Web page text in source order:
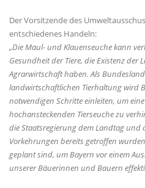
Der Vorsitzende des
entschiedenes Handeln:
Die Maul- und Klauenseuche kann
Gesundheit der Tiere, die Existenz der
Agrarwirtschaft haben. Als
landwirtschaftlichen Tierhaltung wird
notwendigen Schritte einleiten, um
hochansteckenden Tierseuche zu
die Staatsregierung dem Landtag und
Vorkehrungen bereits getroffen
geplant sind, um Bayern vor einem
unserer Bäuerinnen und Bauern